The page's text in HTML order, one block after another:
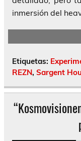
inmersión del
Etiquetas:
REZN, Sargent